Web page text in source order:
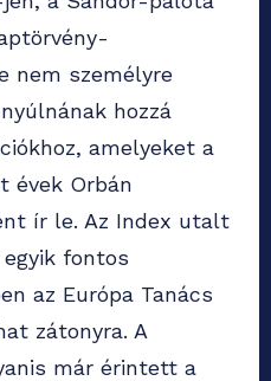
nem személyre
hozzá
amelyeket a
évek Orbán
ír le. Az Index utalt
egyik fontos
az Európa Tanács
zátonyra. A
már érintett a